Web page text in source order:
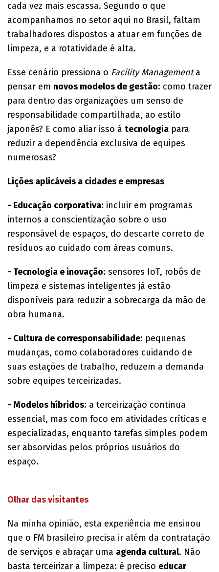
cada vez mais escassa. Segundo o que
acompanhamos no setor aqui no Brasil, faltam
trabalhadores dispostos a atuar em funções de
limpeza, e a rotatividade é alta.
Esse cenário pressiona o Facility Managementa
pensar em novos modelos de gestão: como trazer
para dentro das organizações um senso de
responsabilidade compartilhada, ao estilo
japonês? E como aliar isso à tecnologia para
reduzir a dependência exclusiva de equipes
numerosas?
Lições aplicáveis a cidades e empresas
- Educação corporativa: incluir em programas
internos a conscientização sobre o uso
responsável de espaços, do descarte correto de
resíduos ao cuidado com áreas comuns.
- Tecnologia e inovação: sensores IoT, robôs de
limpeza e sistemas inteligentes já estão
disponíveis para reduzir a sobrecarga da mão de
obra humana.
- Cultura de corresponsabilidade: pequenas
mudanças, como colaboradores cuidando de
suas estações de trabalho, reduzem a demanda
sobre equipes terceirizadas.
- Modelos híbridos: a terceirização continua
essencial, mas com foco em atividades críticas e
especializadas, enquanto tarefas simples podem
ser absorvidas pelos próprios usuários do
espaço.
Olhar das visitantes
Na minha opinião, esta experiência me ensinou
que o FM brasileiro precisa ir além da contratação
de serviços e abraçar uma agenda cultural. Não
basta terceirizar a limpeza: é preciso educar